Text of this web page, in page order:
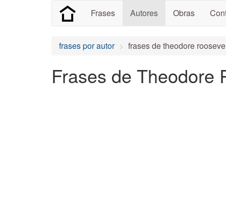
Frases Autores Obras
frases por autor frases de theodore
Frases de Theodore